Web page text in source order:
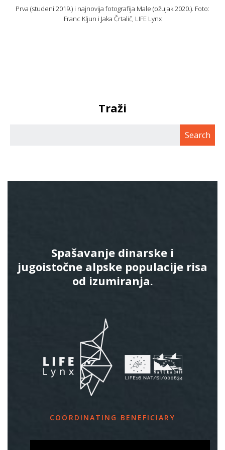
Prva (studeni 2019.) i najnovija fotografija Male (ožujak 2020.). Foto:
Franc Kljun i Jaka Črtalič, LIFE Lynx
Traži
Spašavanje dinarske i
jugoistočne alpske populacije risa
od izumiranja.
COORDINATING BENEFICIARY